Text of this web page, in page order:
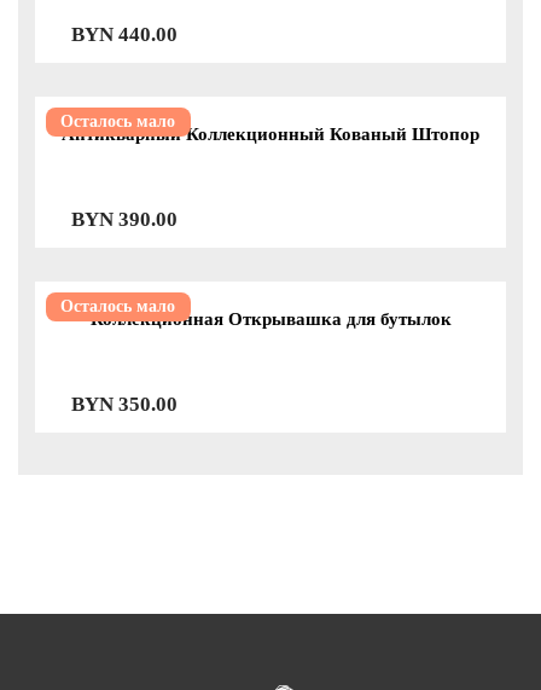
BYN440.00
Осталось мало
Антикварный Коллекционный Кованый Штопор
BYN390.00
Осталось мало
Коллекционная Открывашка для бутылок
BYN350.00